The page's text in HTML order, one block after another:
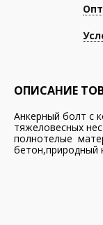
ОПИСАНИЕ
Анкерный болт с
тяжеловесных
полнотелые
бетон,природный